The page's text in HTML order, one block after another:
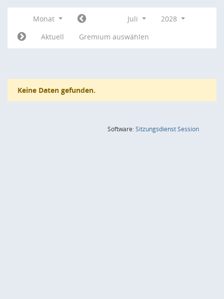
Monat Juli
2028
Aktuell
Gremium auswählen
Keine Daten gefunden.
Software:SitzungsdienstSession(Wird in